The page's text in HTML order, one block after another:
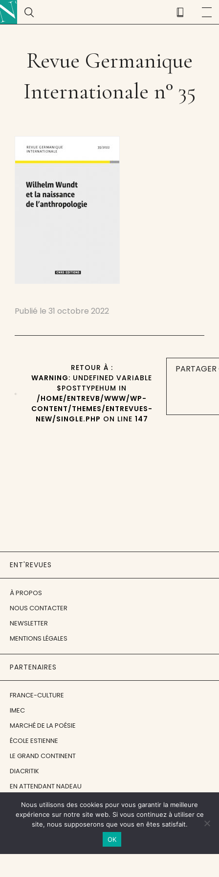
Revue Germanique
Internationale n° 35
Publié le 31 octobre 2022
RETOUR À :
WARNING: UNDEFINED VARIABLE
$POSTTYPEHUM IN
/HOME/ENTREVB/WWW/WP-
CONTENT/THEMES/ENTREVUES-
NEW/SINGLE.PHP ON LINE 147
ENT'REVUES
À PROPOS
NOUS CONTACTER
NEWSLETTER
MENTIONS LÉGALES
PARTENAIRES
FRANCE-CULTURE
IMEC
MARCHÉ DE LA POÉSIE
ÉCOLE ESTIENNE
LE GRAND CONTINENT
DIACRITIK
EN ATTENDANT NADEAU
NOS SOUTIENS
Nous utilisons des cookies pour vous garantir la meilleure
expérience sur notre site web. Si vous continuez à utiliser ce
site, nous supposerons que vous en êtes satisfait.
OK